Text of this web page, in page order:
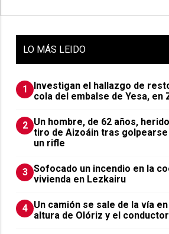
LO MÁS LEIDO
1
Investigan el hallazgo de
cola del embalse de Yesa, en
2 Un hombre, de 62 años,
tiro de Aizoáin tras
un rifle
3 Sofocado un incendio en la
vivienda en Lezkairu
4 Un camión se sale de la vía
altura de Olóriz y el